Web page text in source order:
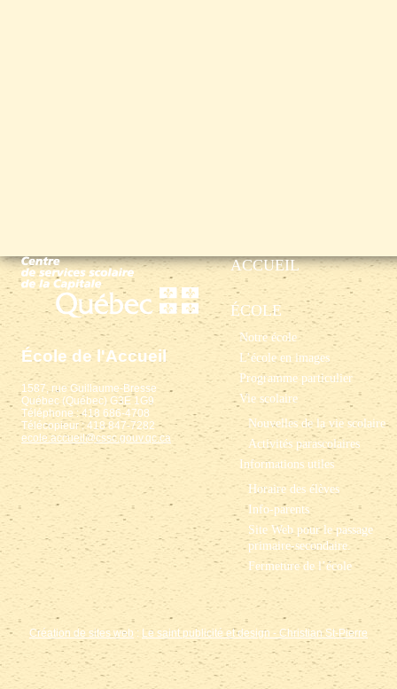
École de l'Accueil
1587, rue Guillaume-Bresse
Québec (Québec) G3E 1G9
Téléphone : 418 686-4708
Télécopieur : 418 847-7282
ecole.accueil@cssc.gouv.qc.ca
ACCUEIL
ÉCOLE
Notre école
L’école en images
Programme particulier
Vie scolaire
Nouvelles de la vie scolaire
Activités parascolaires
Informations utiles
Horaire des élèves
Info-parents
Site Web pour le passage
primaire-secondaire.
Fermeture de l’école
Création de sites web : Le saint publicité et design - Christian St-Pierre